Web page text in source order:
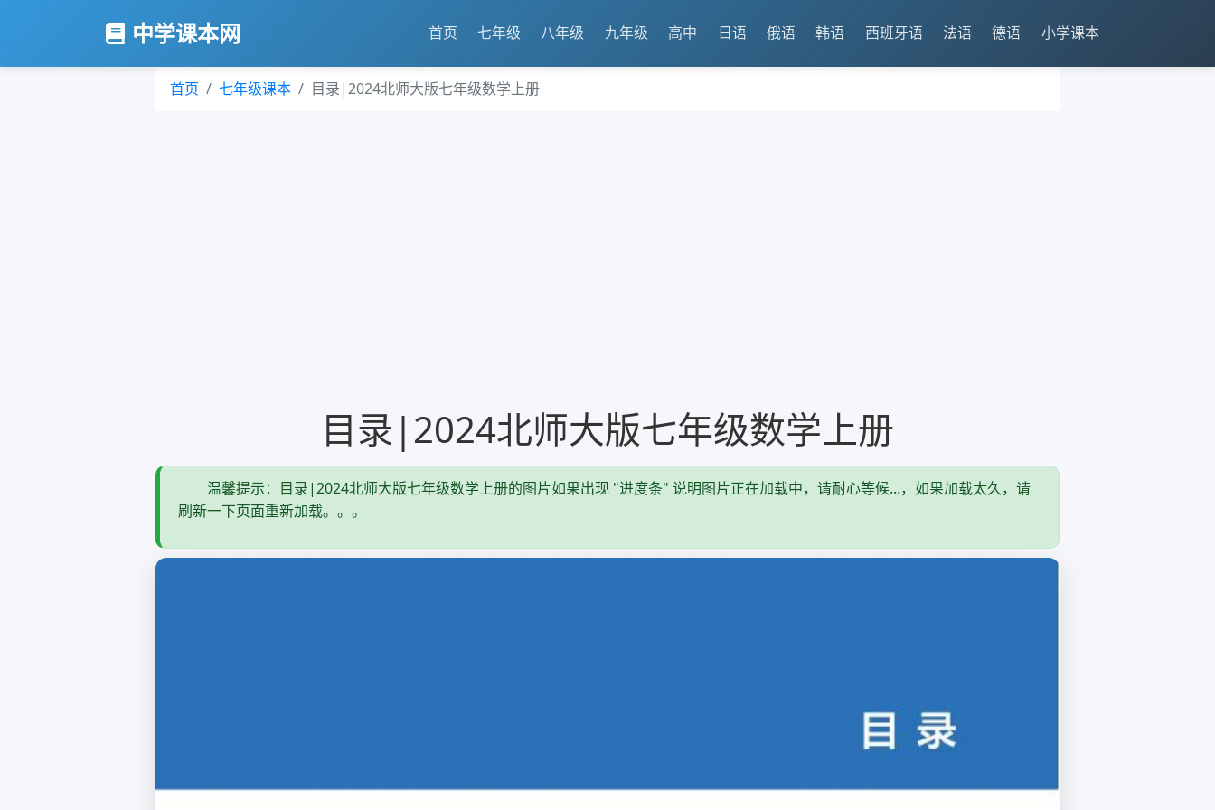
中学课本网 首页 七年级 八年级 九年级 高中 日语 俄语 韩语 西班牙语 法语 德语 小学课本
首页 七年级课本 目录|2024北师大版七年级数学上册
目录|2024北师大版七年级数学上册
温馨提示：目录|2024北师大版七年级数学上册的图片如果出现 "进度条" 说明图片正在加载中，请耐心等候...，如果加载太久，请
刷新一下页面重新加载。。。